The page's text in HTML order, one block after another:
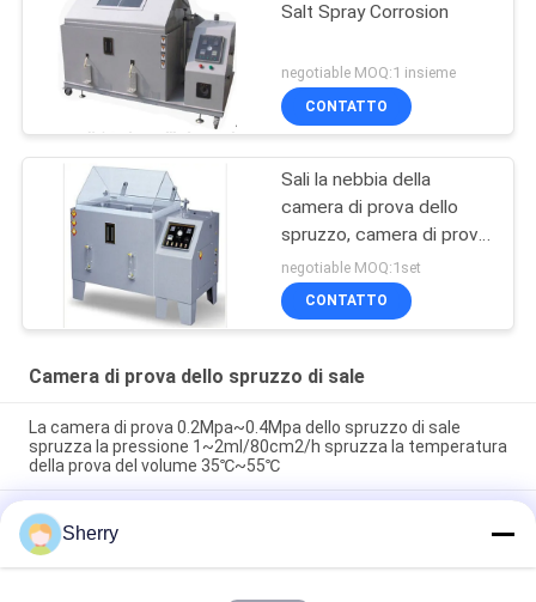
Salt Spray Corrosion
negotiable MOQ:1 insieme
CONTATTO
Sali la nebbia della
camera di prova dello
spruzzo, camera di prova
dello spruzzo di sale di
spruzzatura di sale
negotiable MOQ:1set
CONTATTO
Camera di prova dello spruzzo di sale
La camera di prova 0.2Mpa~0.4Mpa dello spruzzo di sale
spruzza la pressione 1~2ml/80cm2/h spruzza la temperatura
della prova del volume 35℃~55℃
95%RH con la prova di corrosione della foschia del sale di
tempo della prova dell'ugello spruzzatore 48hours~1000hours
di 0.3mm~0.8mm
Sherry